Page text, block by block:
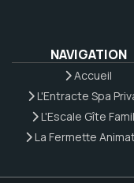
NAVIGATION
Accueil
L'Entracte Spa
L'Escale Gîte
La Fermette